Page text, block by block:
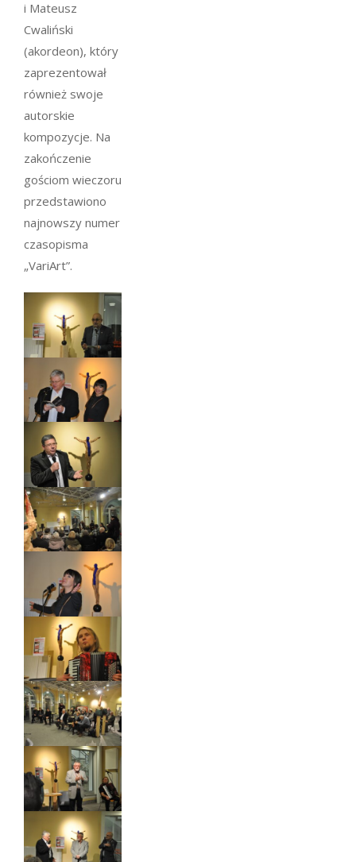
i Mateusz
Cwaliński
(akordeon), który
zaprezentował
również swoje
autorskie
kompozycje. Na
zakończenie
gościom wieczoru
przedstawiono
najnowszy numer
czasopisma
„VariArt”.